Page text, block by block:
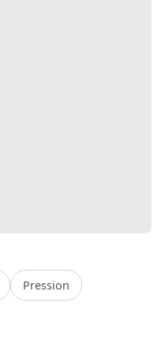
Pression